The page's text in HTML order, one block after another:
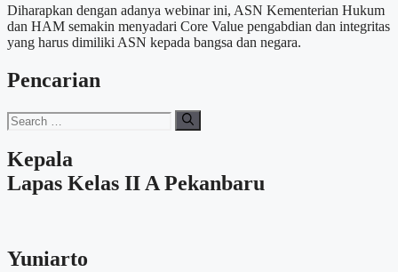
Diharapkan dengan adanya webinar ini, ASN Kementerian Hukum
dan HAM semakin menyadari Core Value pengabdian dan integritas
yang harus dimiliki ASN kepada bangsa dan negara.
Pencarian
Search
for:
Kepala
Lapas Kelas II A Pekanbaru
Yuniarto